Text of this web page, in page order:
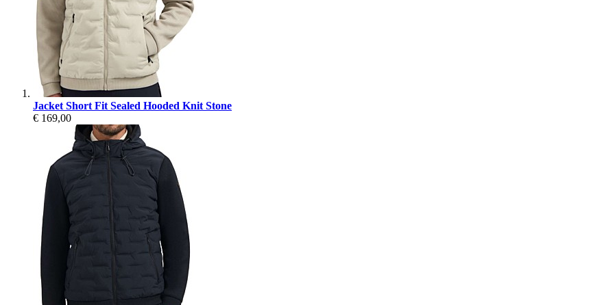
Jacket Short Fit Sealed Hooded Knit Stone
€ 169,00